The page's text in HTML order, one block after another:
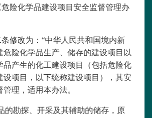
危险化学品建设项目安全监督管理办
条修改为：“中华人民共和国境内新
危险化学品生产、储存的建设项目以
品产生的化工建设项目（包括危险化
设项目，以下统称建设项目），其安
理，适用本办法。
的勘探、开采及其辅助的储存，原